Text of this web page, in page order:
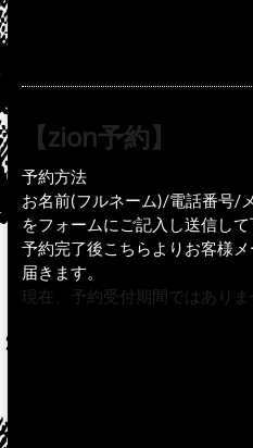
【zion予約】
予約方法
お名前(フルネーム)/電話番号/
をフォームにご記入し送信して
予約完了後こちらよりお客様
届きます。
現在、予約受付期間ではありま